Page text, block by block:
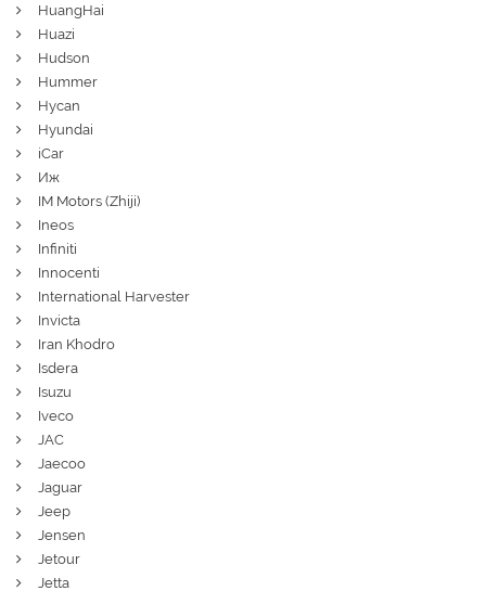
HuangHai
Huazi
Hudson
Hummer
Hycan
Hyundai
iCar
Иж
IM Motors (Zhiji)
Ineos
Infiniti
Innocenti
International Harvester
Invicta
Iran Khodro
Isdera
Isuzu
Iveco
JAC
Jaecoo
Jaguar
Jeep
Jensen
Jetour
Jetta